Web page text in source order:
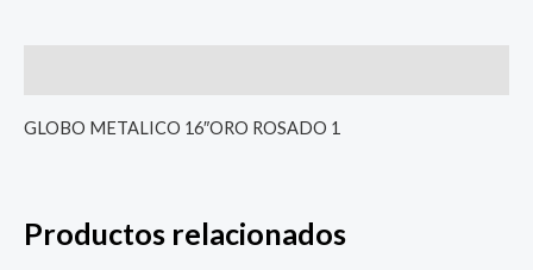
GLOBO METALICO 16″ORO ROSADO 1
Productos relacionados